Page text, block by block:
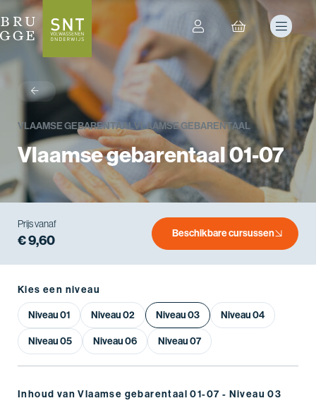
Prijs vanaf
€ 9,60 Beschikbare cursussen
terug
VLAAMSE GEBARENTAALVLAAMSE GEBARENTAAL
Vlaamse gebarentaal 01-07
Kies een niveau
Niveau 01 Niveau 02 Niveau 03 Niveau 04
Niveau 05 Niveau 06 Niveau 07
Inhoud van Vlaamse gebarentaal 01-07 - Niveau 03